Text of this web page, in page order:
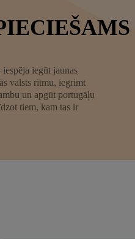
iegūt jaunas
valsts ritmu, iegrimt
un apgūt portugāļu
tiem, kam tas ir